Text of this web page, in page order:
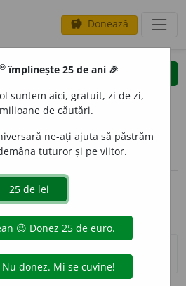
savings Donează
clear
opțiuni
volume_up (3)
® împlinește 25 de ani 🎉
suntem aici, gratuit, zi de zi,
de căutări.
ne-ați ajuta să păstrăm
tuturor și pe viitor.